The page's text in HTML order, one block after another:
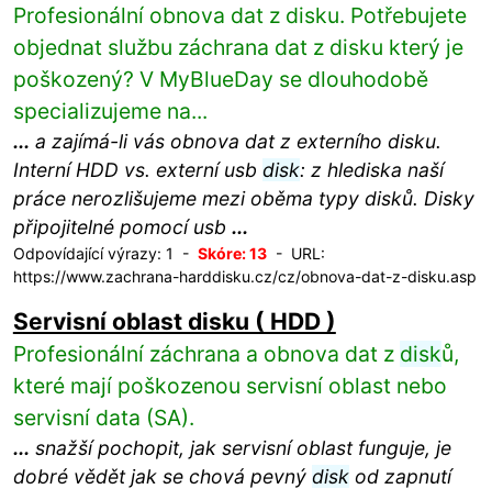
Profesionální obnova dat z disku. Potřebujete
objednat službu záchrana dat z disku který je
poškozený? V MyBlueDay se dlouhodobě
specializujeme na...
... a zajímá-li vás obnova dat z externího disku.
Interní HDD vs. externí usb disk: z hlediska naší
práce nerozlišujeme mezi oběma typy disků. Disky
připojitelné pomocí usb ...
Odpovídající výrazy: 1 - Skóre: 13- URL:
https://www.zachrana-harddisku.cz/cz/obnova-dat-z-disku.asp
Servisní oblast disku ( HDD )
Profesionální záchrana a obnova dat z disků,
které mají poškozenou servisní oblast nebo
servisní data (SA).
... snažší pochopit, jak servisní oblast funguje, je
dobré vědět jak se chová pevný diskod zapnutí